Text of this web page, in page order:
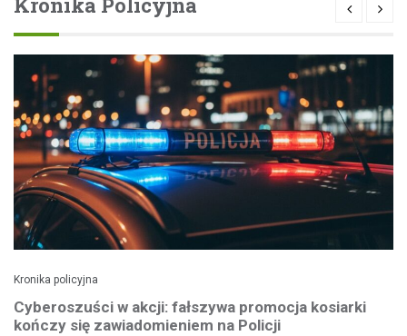
Kronika Policyjna
Kronika policyjna
Cyberoszuści w akcji: fałszywa promocja kosiarki
kończy się zawiadomieniem na Policji